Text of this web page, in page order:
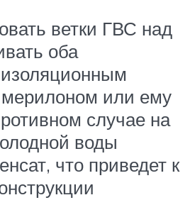
ветки ГВС над
оба
или ему
случае на
воды
что приведет к